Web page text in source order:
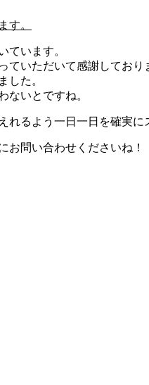
す。
ています。
いただいて感謝しており
した。
ないとですね。
るよう一日一日を確実
お問い合わせくださいね！